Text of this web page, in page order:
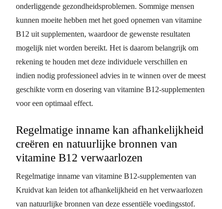
onderliggende gezondheidsproblemen. Sommige mensen
kunnen moeite hebben met het goed opnemen van vitamine
B12 uit supplementen, waardoor de gewenste resultaten
mogelijk niet worden bereikt. Het is daarom belangrijk om
rekening te houden met deze individuele verschillen en
indien nodig professioneel advies in te winnen over de meest
geschikte vorm en dosering van vitamine B12-supplementen
voor een optimaal effect.
Regelmatige inname kan afhankelijkheid
creëren en natuurlijke bronnen van
vitamine B12 verwaarlozen
Regelmatige inname van vitamine B12-supplementen van
Kruidvat kan leiden tot afhankelijkheid en het verwaarlozen
van natuurlijke bronnen van deze essentiële voedingsstof.